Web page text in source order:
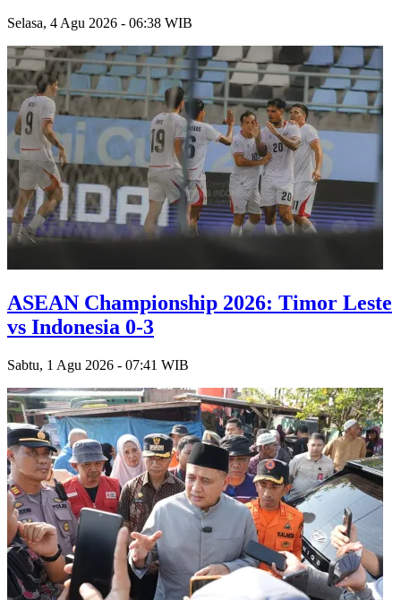
Selasa, 4 Agu 2026 - 06:38 WIB
ASEAN Championship 2026: Timor Leste
vs Indonesia 0-3
Sabtu, 1 Agu 2026 - 07:41 WIB